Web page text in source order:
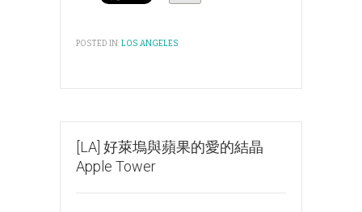
POSTED IN:LOS ANGELES
[LA] 好萊塢與蘋果的愛的結晶
Apple Tower